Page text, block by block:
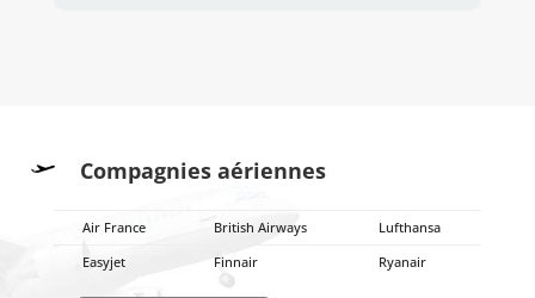
Compagnies aériennes
Air France British Airways
Lufthansa
Easyjet
Finnair Ryanair